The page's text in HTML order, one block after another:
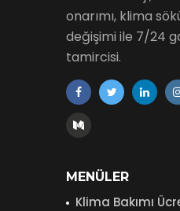
onarımı, klima
değişimi ile 7/24
tamircisi.
MENÜLER
Klima Bakımı